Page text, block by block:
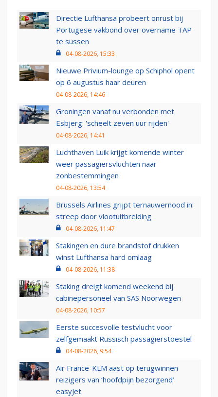
Directie Lufthansa probeert onrust bij
Portugese vakbond over overname TAP
te sussen
04-08-2026, 15:33
Nieuwe Privium-lounge op Schiphol opent
op 6 augustus haar deuren
04-08-2026, 14:46
Groningen vanaf nu verbonden met
Esbjerg: 'scheelt zeven uur rijden'
04-08-2026, 14:41
Luchthaven Luik krijgt komende winter
weer passagiersvluchten naar
zonbestemmingen
04-08-2026, 13:54
Brussels Airlines grijpt ternauwernood in:
streep door vlootuitbreiding
04-08-2026, 11:47
Stakingen en dure brandstof drukken
winst Lufthansa hard omlaag
04-08-2026, 11:38
Staking dreigt komend weekend bij
cabinepersoneel van SAS Noorwegen
04-08-2026, 10:57
Eerste succesvolle testvlucht voor
zelfgemaakt Russisch passagierstoestel
04-08-2026, 9:54
Air France-KLM aast op terugwinnen
reizigers van ‘hoofdpijn bezorgend’
easyJet